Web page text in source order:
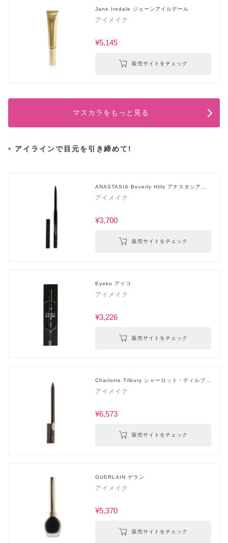
Jane Iredale ジェーンアイルデール
アイメイク
¥5,145
販売サイトをチェック
マスカラをもっと見る
アイラインで目元を引き締めて!
ANASTASIA Beverly Hills アナスタシアビ
バリーヒルズ
アイメイク
¥3,700
販売サイトをチェック
Eyeko アイコ
アイメイク
¥3,226
販売サイトをチェック
Charlotte Tilbury シャーロット・ティルブリ
アイメイク
¥6,573
販売サイトをチェック
GUERLAIN ゲラン
アイメイク
¥5,370
販売サイトをチェック